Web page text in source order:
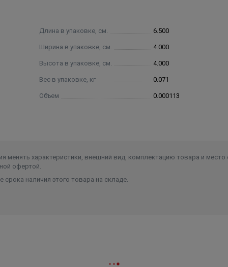
Длина в упаковке, см. 6.500
Ширина в упаковке, см. 4.000
Высота в упаковке, см. 4.000
Вес в упаковке, кг 0.071
Объем 0.000113
менять характеристики, внешний вид, комплектацию товара и место
офертой.
наличия этого товара на складе.